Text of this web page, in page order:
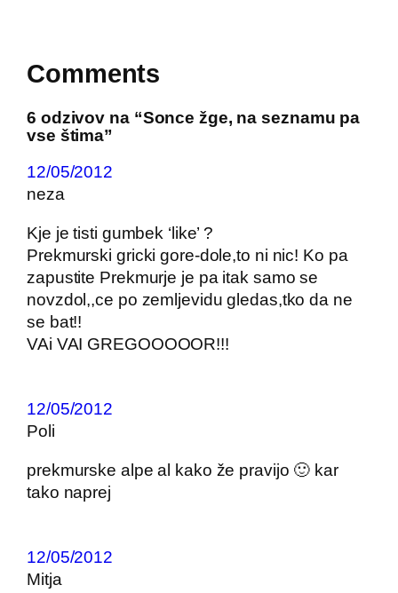
Comments
6 odzivov na “Sonce žge, na seznamu pa
vse štima”
12/05/2012
neza
Kje je tisti gumbek ‘like’ ?
Prekmurski gricki gore-dole,to ni nic! Ko pa
zapustite Prekmurje je pa itak samo se
novzdol,,ce po zemljevidu gledas,tko da ne
se bat!!
VAi VAI GREGOOOOOR!!!
12/05/2012
Poli
prekmurske alpe al kako že pravijo 🙂 kar
tako naprej
12/05/2012
Mitja